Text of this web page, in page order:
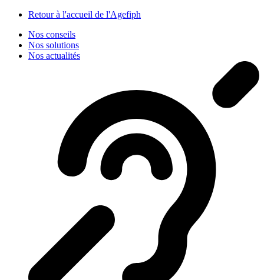
Retour à l'accueil de l'Agefiph
Nos conseils
Nos solutions
Nos actualités